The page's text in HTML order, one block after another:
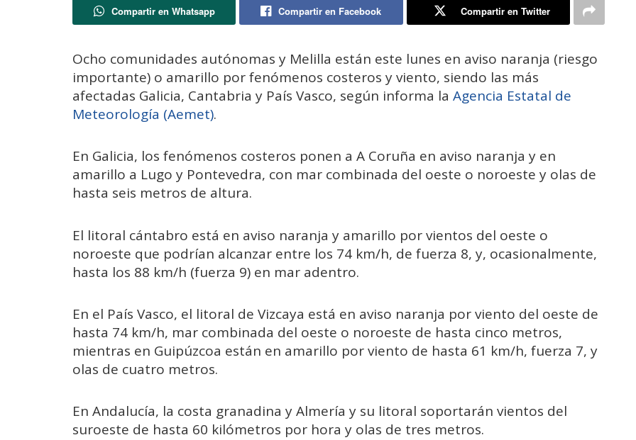
Compartir en Whatsapp Compartir en Facebook Compartir en Twitter
Ocho comunidades autónomas y Melilla están este lunes en aviso naranja (riesgo
importante) o amarillo por fenómenos costeros y viento, siendo las más
afectadas Galicia, Cantabria y País Vasco, según informa la Agencia Estatal de
Meteorología (Aemet).
En Galicia, los fenómenos costeros ponen a A Coruña en aviso naranja y en
amarillo a Lugo y Pontevedra, con mar combinada del oeste o noroeste y olas de
hasta seis metros de altura.
El litoral cántabro está en aviso naranja y amarillo por vientos del oeste o
noroeste que podrían alcanzar entre los 74 km/h, de fuerza 8, y, ocasionalmente,
hasta los 88 km/h (fuerza 9) en mar adentro.
En el País Vasco, el litoral de Vizcaya está en aviso naranja por viento del oeste de
hasta 74 km/h, mar combinada del oeste o noroeste de hasta cinco metros,
mientras en Guipúzcoa están en amarillo por viento de hasta 61 km/h, fuerza 7, y
olas de cuatro metros.
En Andalucía, la costa granadina y Almería y su litoral soportarán vientos del
suroeste de hasta 60 kilómetros por hora y olas de tres metros.